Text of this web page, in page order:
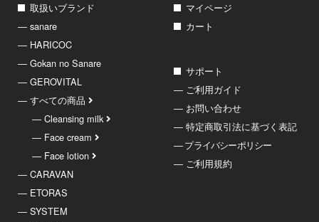
取扱いブランド
― sanare
― HARICOC
― Gokan no Sanare
― GEROVITAL
― すべての商品
― Cleansing milk
― Face cream
― Face lotion
― CARAVAN
― ETORAS
― SYSTEM
マイページ
カート
サポート
― ご利用ガイド
― お問い合わせ
― 特定商取引法に基づく表記
― プライバシーポリシー
― ご利用規約